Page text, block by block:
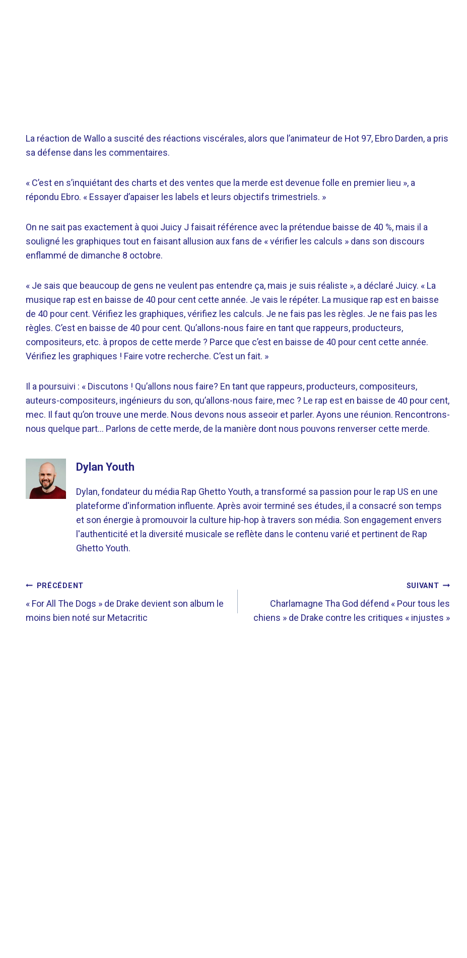
La réaction de Wallo a suscité des réactions viscérales, alors que l’animateur de Hot 97, Ebro Darden, a pris
sa défense dans les commentaires.
« C’est en s’inquiétant des charts et des ventes que la merde est devenue folle en premier lieu », a
répondu Ebro. « Essayer d’apaiser les labels et leurs objectifs trimestriels. »
On ne sait pas exactement à quoi Juicy J faisait référence avec la prétendue baisse de 40 %, mais il a
souligné les graphiques tout en faisant allusion aux fans de « vérifier les calculs » dans son discours
enflammé de dimanche 8 octobre.
« Je sais que beaucoup de gens ne veulent pas entendre ça, mais je suis réaliste », a déclaré Juicy. « La
musique rap est en baisse de 40 pour cent cette année. Je vais le répéter. La musique rap est en baisse
de 40 pour cent. Vérifiez les graphiques, vérifiez les calculs. Je ne fais pas les règles. Je ne fais pas les
règles. C’est en baisse de 40 pour cent. Qu’allons-nous faire en tant que rappeurs, producteurs,
compositeurs, etc. à propos de cette merde ? Parce que c’est en baisse de 40 pour cent cette année.
Vérifiez les graphiques ! Faire votre recherche. C’est un fait. »
Il a poursuivi : « Discutons ! Qu’allons nous faire? En tant que rappeurs, producteurs, compositeurs,
auteurs-compositeurs, ingénieurs du son, qu’allons-nous faire, mec ? Le rap est en baisse de 40 pour cent,
mec. Il faut qu’on trouve une merde. Nous devons nous asseoir et parler. Ayons une réunion. Rencontrons-
nous quelque part… Parlons de cette merde, de la manière dont nous pouvons renverser cette merde.
Dylan Youth
Dylan, fondateur du média Rap Ghetto Youth, a transformé sa passion pour le rap US en une
plateforme d'information influente. Après avoir terminé ses études, il a consacré son temps
et son énergie à promouvoir la culture hip-hop à travers son média. Son engagement envers
l'authenticité et la diversité musicale se reflète dans le contenu varié et pertinent de Rap
Ghetto Youth.
NAVIGATION
DE
PRÉCÉDENT
« For All The Dogs » de Drake devient son album le
moins bien noté sur Metacritic
SUIVANT
Charlamagne Tha God défend « Pour tous les
chiens » de Drake contre les critiques « injustes »